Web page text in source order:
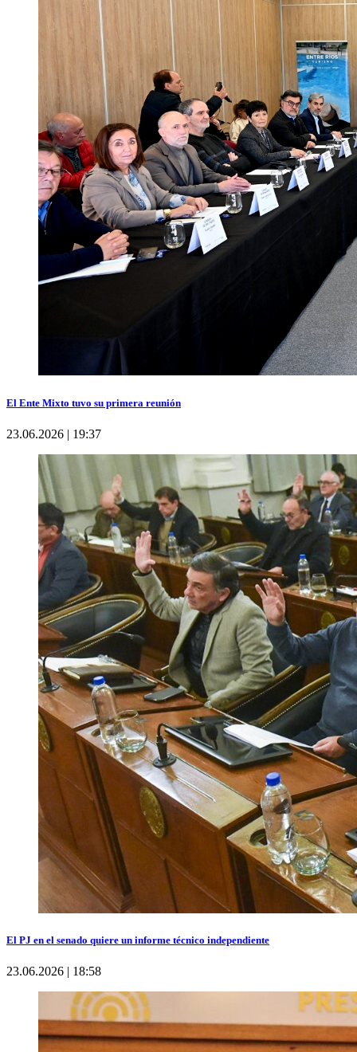
El Ente Mixto tuvo su primera reunión
23.06.2026 | 19:37
El PJ en el senado quiere un informe técnico independiente
23.06.2026 | 18:58